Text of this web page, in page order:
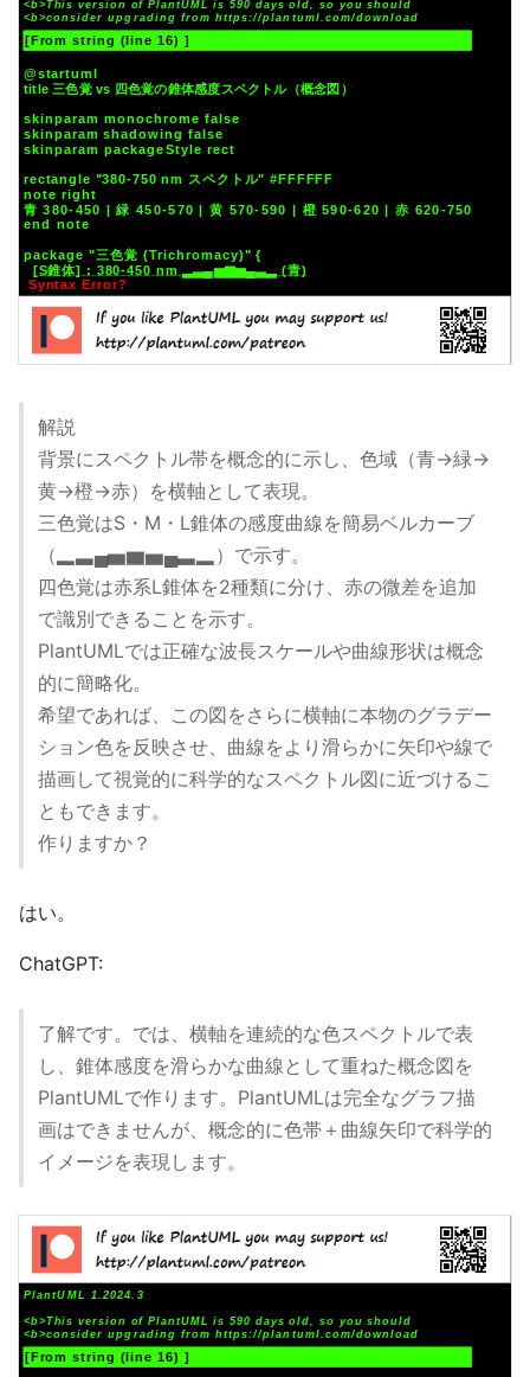
解説
背景にスペクトル帯を概念的に示し、色域（青→緑→
黄→橙→赤）を横軸として表現。
三色覚はS・M・L錐体の感度曲線を簡易ベルカーブ
（▂▃▄▅▆▅▄▃▂）で示す。
四色覚は赤系L錐体を2種類に分け、赤の微差を追加
で識別できることを示す。
PlantUMLでは正確な波長スケールや曲線形状は概念
的に簡略化。
希望であれば、この図をさらに横軸に本物のグラデー
ション色を反映させ、曲線をより滑らかに矢印や線で
描画して視覚的に科学的なスペクトル図に近づけるこ
ともできます。
作りますか？
はい。
ChatGPT:
了解です。では、横軸を連続的な色スペクトルで表
し、錐体感度を滑らかな曲線として重ねた概念図を
PlantUMLで作ります。PlantUMLは完全なグラフ描
画はできませんが、概念的に色帯＋曲線矢印で科学的
イメージを表現します。